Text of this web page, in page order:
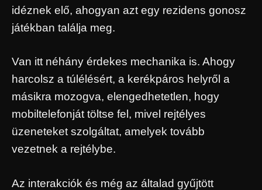
idéznek elő, ahogyan azt egy rezidens gonosz
játékban találja meg.
Van itt néhány érdekes mechanika is. Ahogy
harcolsz a túlélésért, a kerékpáros helyről a
másikra mozogva, elengedhetetlen, hogy
mobiltelefonját töltse fel, mivel rejtélyes
üzeneteket szolgáltat, amelyek tovább
vezetnek a rejtélybe.
Az interakciók és még az általad gyűjtött